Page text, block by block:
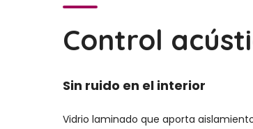
Control
Sin ruido en el interior
Vidrio laminado que aporta